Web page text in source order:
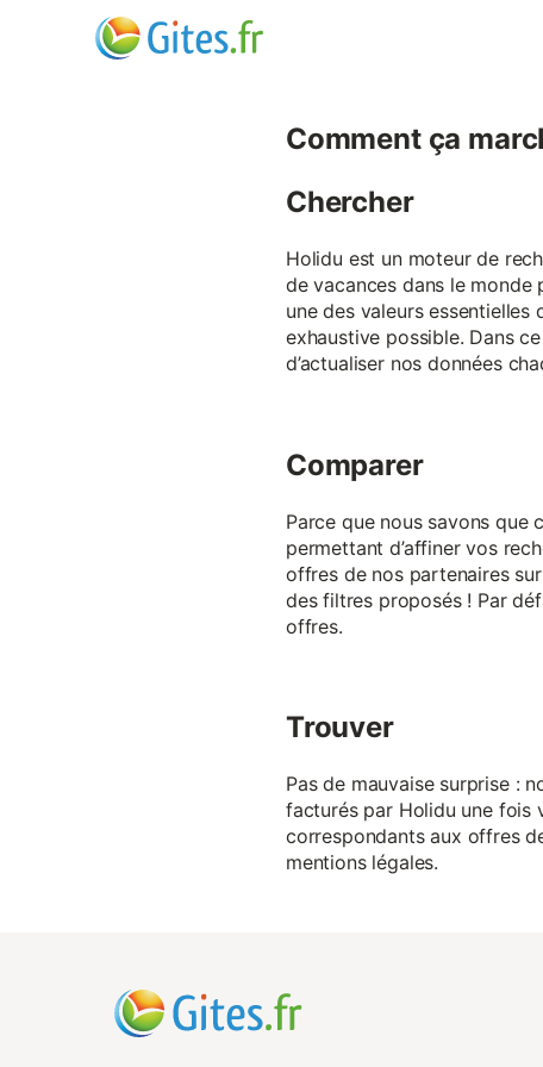
Comment ça
Chercher
Holidu est un moteur de
de vacances dans le monde
une des valeurs
exhaustive possible. Dans
d’actualiser nos données
Comparer
Parce que nous savons
permettant d’affiner vos
offres de nos partenaires
des filtres proposés ! Par
offres.
Trouver
Pas de mauvaise surprise :
facturés par Holidu une fois
correspondants aux offres
mentions légales.